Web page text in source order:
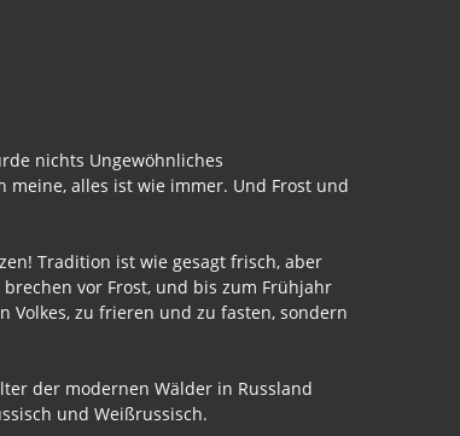
nichts Ungewöhnliches
alles ist wie immer. Und Frost und
Tradition ist wie gesagt frisch, aber
vor Frost, und bis zum Frühjahr
Volkes, zu frieren und zu fasten, sondern
der modernen Wälder in Russland
und Weißrussisch.